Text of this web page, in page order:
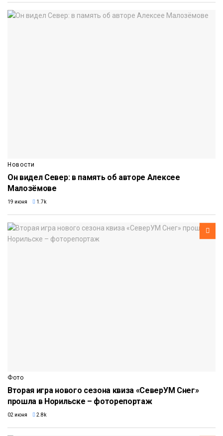
Новости
Он видел Север: в память об авторе Алексее
Малозёмове
19 июня 1.7k
Фото
Вторая игра нового сезона квиза «СеверУМ Снег»
прошла в Норильске – фоторепортаж
02 июня 2.8k